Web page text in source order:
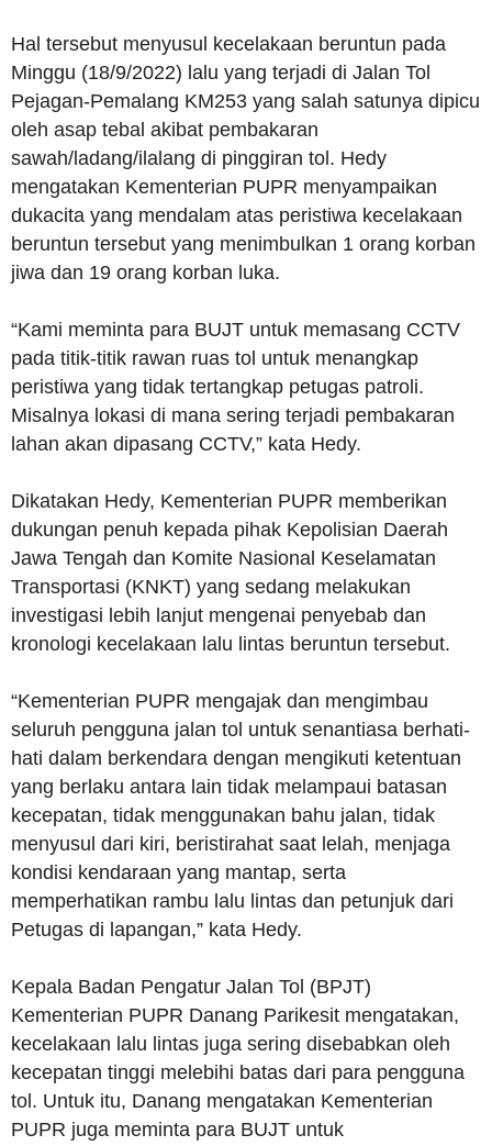
Hal tersebut menyusul kecelakaan beruntun pada
Minggu (18/9/2022) lalu yang terjadi di Jalan Tol
Pejagan-Pemalang KM253 yang salah satunya dipicu
oleh asap tebal akibat pembakaran
sawah/ladang/ilalang di pinggiran tol. Hedy
mengatakan Kementerian PUPR menyampaikan
dukacita yang mendalam atas peristiwa kecelakaan
beruntun tersebut yang menimbulkan 1 orang korban
jiwa dan 19 orang korban luka.
“Kami meminta para BUJT untuk memasang CCTV
pada titik-titik rawan ruas tol untuk menangkap
peristiwa yang tidak tertangkap petugas patroli.
Misalnya lokasi di mana sering terjadi pembakaran
lahan akan dipasang CCTV,” kata Hedy.
Dikatakan Hedy, Kementerian PUPR memberikan
dukungan penuh kepada pihak Kepolisian Daerah
Jawa Tengah dan Komite Nasional Keselamatan
Transportasi (KNKT) yang sedang melakukan
investigasi lebih lanjut mengenai penyebab dan
kronologi kecelakaan lalu lintas beruntun tersebut.
“Kementerian PUPR mengajak dan mengimbau
seluruh pengguna jalan tol untuk senantiasa berhati-
hati dalam berkendara dengan mengikuti ketentuan
yang berlaku antara lain tidak melampaui batasan
kecepatan, tidak menggunakan bahu jalan, tidak
menyusul dari kiri, beristirahat saat lelah, menjaga
kondisi kendaraan yang mantap, serta
memperhatikan rambu lalu lintas dan petunjuk dari
Petugas di lapangan,” kata Hedy.
Kepala Badan Pengatur Jalan Tol (BPJT)
Kementerian PUPR Danang Parikesit mengatakan,
kecelakaan lalu lintas juga sering disebabkan oleh
kecepatan tinggi melebihi batas dari para pengguna
tol. Untuk itu, Danang mengatakan Kementerian
PUPR juga meminta para BUJT untuk